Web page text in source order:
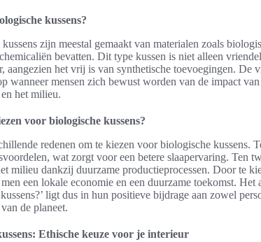
kussens?
zijn meestal gemaakt van materialen zoals
bevatten. Dit type kussen is niet alleen
aangezien het vrij is van synthetische toevoegingen. De
wanneer mensen zich bewust worden van de impact
het milieu.
voor biologische kussens?
redenen om te kiezen voor biologische kussens.
wat zorgt voor een betere slaapervaring. Ten
milieu dankzij duurzame productieprocessen. Door te
een lokale economie en een duurzame toekomst.
ligt dus in hun positieve bijdrage aan zowel
de planeet.
Ethische keuze voor je interieur